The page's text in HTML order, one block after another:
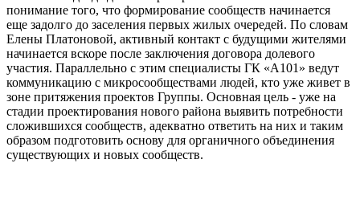
понимание того, что формирование сообществ начинается
еще задолго до заселения первых жилых очередей. По словам
Елены Платоновой, активный контакт с будущими жителями
начинается вскоре после заключения договора долевого
участия. Параллельно с этим специалисты ГК «А101» ведут
коммуникацию с микросообществами людей, кто уже живет в
зоне притяжения проектов Группы. Основная цель - уже на
стадии проектирования нового района выявить потребности
сложившихся сообществ, адекватно ответить на них и таким
образом подготовить основу для органичного объединения
существующих и новых сообществ.